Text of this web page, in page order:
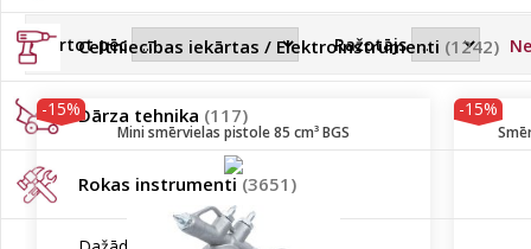
Celtniecības iekārtas / Elektroinstrumenti (1242)
Dārza tehnika (117)
Rokas instrumenti (3651)
Kārtot pēc Ražotājs
-15%
Mini smērvielas pistole 85 cm³ BGS
-15%